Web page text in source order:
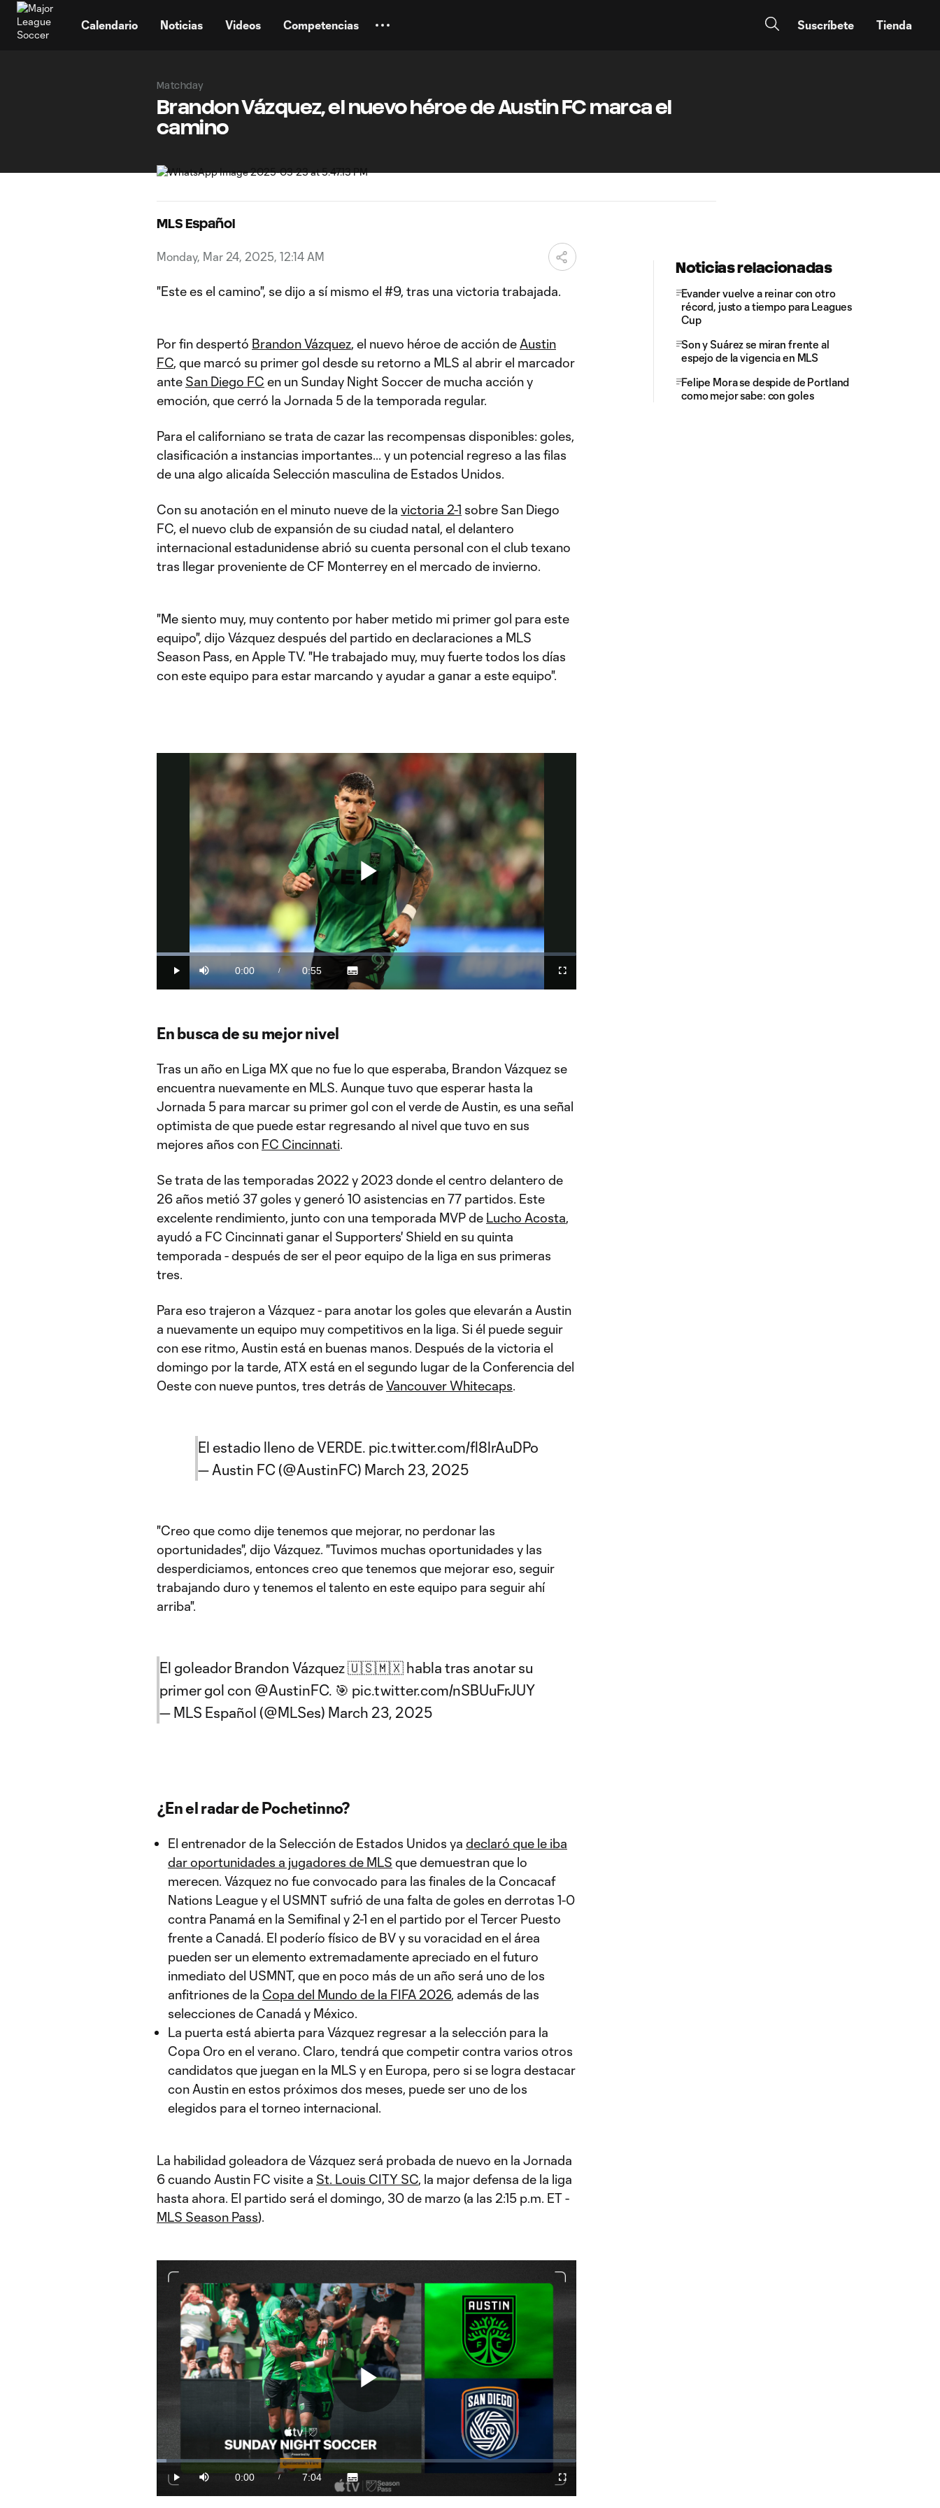
Calendario Noticias Videos Competencias Suscríbete Tienda
Matchday
Brandon Vázquez, el nuevo héroe de Austin FC marca el
camino
MLS Español
Monday, Mar 24, 2025, 12:14 AM
"Este es el camino", se dijo a sí mismo el #9, tras una victoria trabajada.
Por fin despertó Brandon Vázquez, el nuevo héroe de acción de Austin
FC, que marcó su primer gol desde su retorno a MLS al abrir el marcador
ante San Diego FC en un Sunday Night Soccer de mucha acción y
emoción, que cerró la Jornada 5 de la temporada regular.
Para el californiano se trata de cazar las recompensas disponibles: goles,
clasificación a instancias importantes... y un potencial regreso a las filas
de una algo alicaída Selección masculina de Estados Unidos.
Con su anotación en el minuto nueve de la victoria 2-1 sobre San Diego
FC, el nuevo club de expansión de su ciudad natal, el delantero
internacional estadunidense abrió su cuenta personal con el club texano
tras llegar proveniente de CF Monterrey en el mercado de invierno.
"Me siento muy, muy contento por haber metido mi primer gol para este
equipo", dijo Vázquez después del partido en declaraciones a MLS
Season Pass, en Apple TV. "He trabajado muy, muy fuerte todos los días
con este equipo para estar marcando y ayudar a ganar a este equipo".
Play
Video
Play Mute
Current
Time
0:00 /
Duration
0:55
Loaded:
Subtitles
Fullscreen
Difundir
En busca de su mejor nivel
Tras un año en Liga MX que no fue lo que esperaba, Brandon Vázquez se
encuentra nuevamente en MLS. Aunque tuvo que esperar hasta la
Jornada 5 para marcar su primer gol con el verde de Austin, es una señal
optimista de que puede estar regresando al nivel que tuvo en sus
mejores años con FC Cincinnati.
Se trata de las temporadas 2022 y 2023 donde el centro delantero de
26 años metió 37 goles y generó 10 asistencias en 77 partidos. Este
excelente rendimiento, junto con una temporada MVP de Lucho Acosta,
ayudó a FC Cincinnati ganar el Supporters' Shield en su quinta
temporada - después de ser el peor equipo de la liga en sus primeras
tres.
Para eso trajeron a Vázquez - para anotar los goles que elevarán a Austin
a nuevamente un equipo muy competitivos en la liga. Si él puede seguir
con ese ritmo, Austin está en buenas manos. Después de la victoria el
domingo por la tarde, ATX está en el segundo lugar de la Conferencia del
Oeste con nueve puntos, tres detrás deVancouver Whitecaps.
El estadio lleno de VERDE. pic.twitter.com/fl8lrAuDPo
— Austin FC (@AustinFC) March 23, 2025
"Creo que como dije tenemos que mejorar, no perdonar las
oportunidades", dijo Vázquez. "Tuvimos muchas oportunidades y las
desperdiciamos, entonces creo que tenemos que mejorar eso, seguir
trabajando duro y tenemos el talento en este equipo para seguir ahí
arriba".
El goleador Brandon Vázquez 🇺🇸🇲🇽 habla tras anotar su
primer gol con @AustinFC. 🎯 pic.twitter.com/nSBUuFrJUY
— MLS Español (@MLSes) March 23, 2025
¿En el radar de Pochetinno?
El entrenador de la Selección de Estados Unidos ya declaró que le iba
dar oportunidades a jugadores de MLS que demuestran que lo
merecen. Vázquez no fue convocado para las finales de la Concacaf
Nations League y el USMNT sufrió de una falta de goles en derrotas 1-0
contra Panamá en la Semifinal y 2-1 en el partido por el Tercer Puesto
frente a Canadá. El poderío físico de BV y su voracidad en el área
pueden ser un elemento extremadamente apreciado en el futuro
inmediato del USMNT, que en poco más de un año será uno de los
anfitriones de la Copa del Mundo de la FIFA 2026, además de las
selecciones de Canadá y México.
La puerta está abierta para Vázquez regresar a la selección para la
Copa Oro en el verano. Claro, tendrá que competir contra varios otros
candidatos que juegan en la MLS y en Europa, pero si se logra destacar
con Austin en estos próximos dos meses, puede ser uno de los
elegidos para el torneo internacional.
La habilidad goleadora de Vázquez será probada de nuevo en la Jornada
6 cuando Austin FC visite a St. Louis CITY SC, la major defensa de la liga
hasta ahora. El partido será el domingo, 30 de marzo (a las 2:15 p.m. ET -
MLS Season Pass).
Play
Video
Play Mute
Current
Time
0:00 /
Duration
7:04
Loaded:
Subtitles
Fullscreen
Noticias relacionadas
Evander vuelve a reinar con otro
récord, justo a tiempo para Leagues
Cup
Son y Suárez se miran frente al
espejo de la vigencia en MLS
Felipe Mora se despide de Portland
como mejor sabe: con goles